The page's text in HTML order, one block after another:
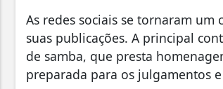
As redes sociais se tornaram
suas publicações. A principal
de samba, que presta
preparada para os julgamentos